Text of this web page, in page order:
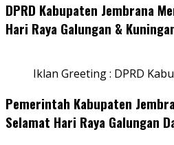
DPRD Kabupaten Jembrana
Hari Raya Galungan &
Iklan Greeting : DPRD
Pemerintah Kabupaten
Selamat Hari Raya Galungan